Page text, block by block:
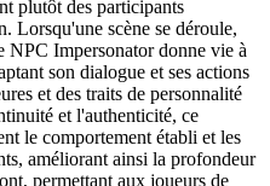
plutôt des participants
Lorsqu'une scène se déroule,
NPC Impersonator donne vie à
son dialogue et ses actions
et des traits de personnalité
et l'authenticité, ce
le comportement établi et les
améliorant ainsi la profondeur
permettant aux joueurs de